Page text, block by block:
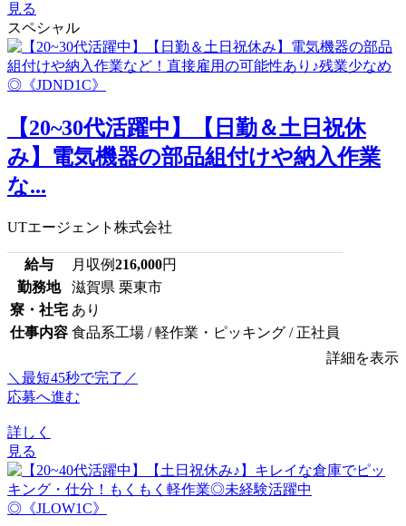
見る
スペシャル
【20~30代活躍中】【日勤＆土日祝休
み】電気機器の部品組付けや納入作業
な...
UTエージェント株式会社
給与 月収例216,000円
勤務地
滋賀県 栗東市
寮・社宅 あり
仕事内容 食品系工場 / 軽作業・ピッキング / 正社員
詳細を表示
＼最短45秒で完了／
応募へ進む
詳しく
見る